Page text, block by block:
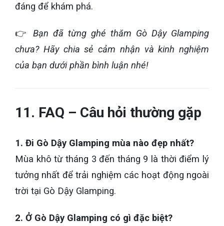
đáng để khám phá.
👉 Bạn đã từng ghé thăm Gò Dậy Glamping
chưa? Hãy chia sẻ cảm nhận và kinh nghiệm
của bạn dưới phần bình luận nhé!
11. FAQ – Câu hỏi thường gặp
1. Đi Gò Dậy Glamping mùa nào đẹp nhất?
Mùa khô từ tháng 3 đến tháng 9 là thời điểm lý
tưởng nhất để trải nghiệm các hoạt động ngoài
trời tại Gò Dậy Glamping.
2. Ở Gò Dậy Glamping có gì đặc biệt?